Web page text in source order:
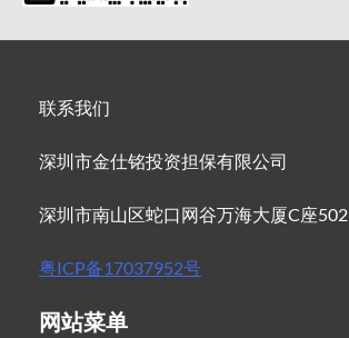
联系我们
深圳市金仕铭投资担保有限公司
深圳市南山区蛇口网谷万海大厦C座502
粤ICP备17037952号
网站菜单